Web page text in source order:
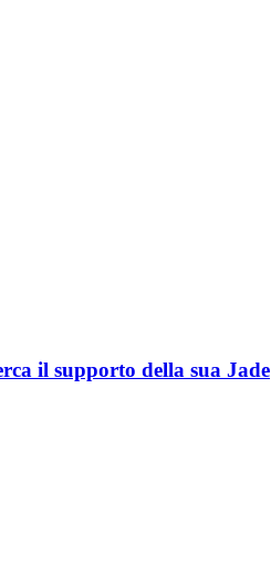
il supporto della sua Jade